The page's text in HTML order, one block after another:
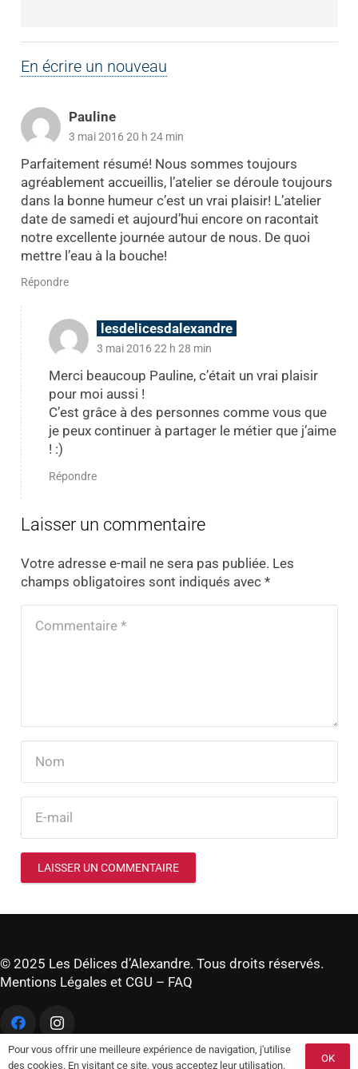
En écrire un nouveau
Pauline
3 mai 2016 20 h 24 min
Parfaitement résumé! Nous sommes toujours
agréablement accueillis, l’atelier se déroule toujours
dans la bonne humeur c’est un vrai plaisir! L’atelier
date de samedi et aujourd’hui encore on racontait
notre excellente journée autour de nous. De quoi
mettre l’eau à la bouche!
Répondre
lesdelicesdalexandre
3 mai 2016 22 h 28 min
Merci beaucoup Pauline, c’était un vrai plaisir
pour moi aussi !
C’est grâce à des personnes comme vous que
je peux continuer à partager le métier que j’aime
! :)
Répondre
Laisser un commentaire
Votre adresse e-mail ne sera pas publiée. Les
champs obligatoires sont indiqués avec *
LAISSER UN COMMENTAIRE
© 2025 Les Délices d’Alexandre. Tous droits réservés.
Mentions Légales et CGU – FAQ
Pour vous offrir une meilleure expérience de navigation, j'utilise
des cookies. En visitant ce site, vous acceptez leur utilisation.
OK